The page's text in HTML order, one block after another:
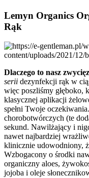
Lemyn Organics
Rąk
Dlaczego to nasz
serii dezynfekcji rąk w
więc poszliśmy głęboko,
klasycznej aplikacji
spełni Twoje
chorobotwórczych (te
sekund. Nawilżający i
nawet najbardziej
klinicznie udowodniony,
Wzbogacony o środki
organiczny aloes,
jojoba i oleje